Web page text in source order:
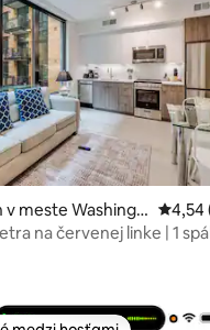
5 z 5, počet
v meste Washingt
4,54
na červenej linke | 1